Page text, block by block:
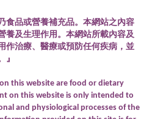
食品或營養補充品。本網站之內容
養及生理作用。本網站所載內容及
作治療、醫療或預防任何疾病，並
』
this website are food or dietary
on this website is only intended to
and physiological processes of the